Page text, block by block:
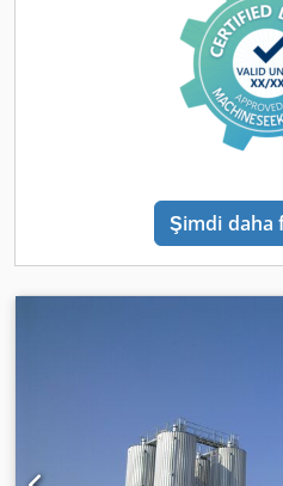
Şimdi daha